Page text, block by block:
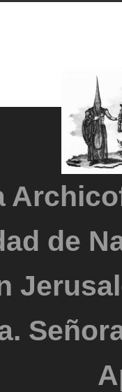
de